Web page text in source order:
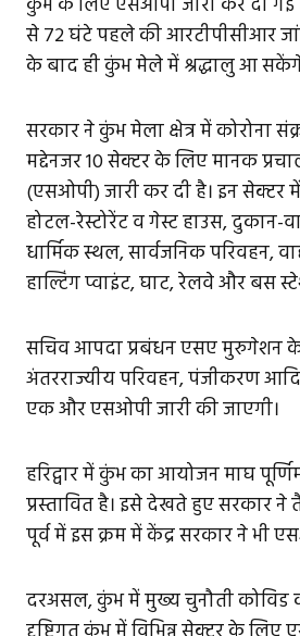
से 72 घंटे पहले की आरटीपीसीआर
के बाद ही कुंभ मेले में श्रद्धालु आ
सरकार ने कुंभ मेला क्षेत्र में कोरोना
मद्देनजर 10 सेक्टर के लिए मानक
(एसओपी) जारी कर दी है। इन सेक्टर
होटल-रेस्टोरेंट व गेस्ट हाउस, दुकान-
धार्मिक स्थल, सार्वजनिक परिवहन,
हाल्टिंग प्वाइंट, घाट, रेलवे और बस
सचिव आपदा प्रबंधन एसए मुरुगेशन
अंतरराज्यीय परिवहन, पंजीकरण
एक और एसओपी जारी की जाएगी।
हरिद्वार में कुंभ का आयोजन माघ
प्रस्तावित है। इसे देखते हुए सरकार ने
पूर्व में इस क्रम में केंद्र सरकार ने भी
दरअसल, कुंभ में मुख्य चुनौती कोविड